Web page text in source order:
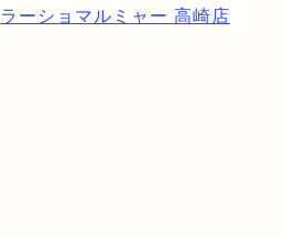
ラーショマルミャー 高崎店